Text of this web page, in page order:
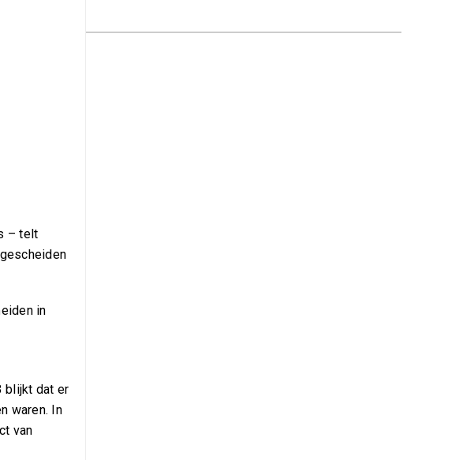
– telt
in
blijkt dat er
waren. In
van